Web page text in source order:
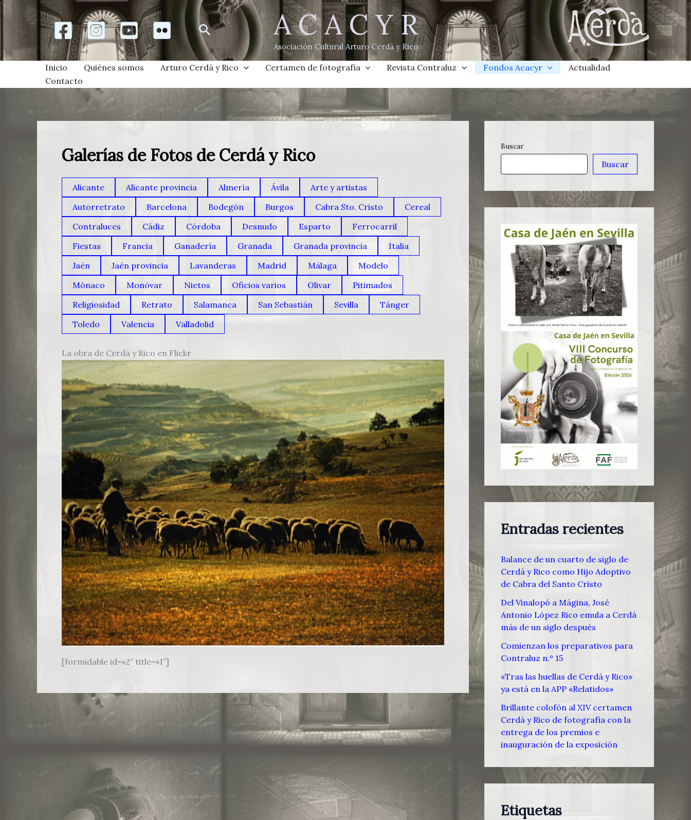
Ir
al
contenido
Buscar A C A C Y R
Asociación Cultural Arturo Cerdá y Rico
Inicio Quiénes somos Arturo Cerdá y Rico Certamen de fotografía Revista Contraluz Fondos Acacyr
Actualidad
Contacto
Galerías de Fotos de Cerdá y Rico
Alicante Alicante provincia Almería Ávila
Arte y artistas
Autorretrato
Barcelona Bodegón Burgos Cabra Sto. Cristo
Cereal
Contraluces
Cádiz Córdoba Desnudo Esparto
Ferrocarril
Fiestas
Francia Ganadería Granada Granada provincia
Italia
Jaén
Jaén provincia Lavanderas Madrid Málaga
Modelo
Mónaco
Monóvar Nietos Oficios varios Olivar
Pitimados
Religiosidad
Retrato Salamanca San Sebastián Sevilla
Tánger
Toledo
Valencia Valladolid
La obra de Cerdá y Rico en Flickr
[formidable id=»2″ title=»1″]
Buscar
Buscar
Entradas recientes
Balance de un cuarto de siglo de
Cerdá y Rico como Hijo Adoptivo
de Cabra del Santo Cristo
Del Vinalopó a Mágina, José
Antonio López Rico emula a Cerdá
más de un siglo después
Comienzan los preparativos para
Contraluz n.º 15
«Tras las huellas de Cerdá y Rico»
ya está en la APP «Relatidos»
Brillante colofón al XIV certamen
Cerdá y Rico de fotografía con la
entrega de los premios e
inauguración de la exposición
Etiquetas